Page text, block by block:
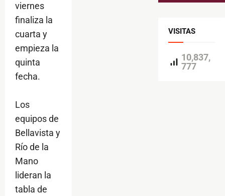
viernes
finaliza la
cuarta y
empieza la
quinta
fecha.
Los
equipos de
Bellavista y
Río de la
Mano
lideran la
tabla de
VISITAS
10,837,
777